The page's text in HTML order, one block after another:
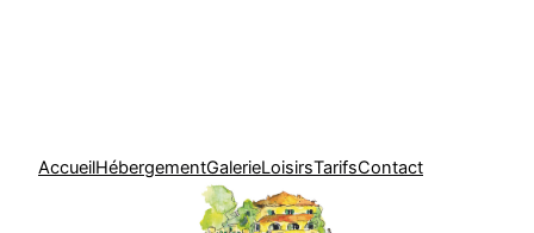
AccueilHébergementGalerieLoisirsTarifsContact